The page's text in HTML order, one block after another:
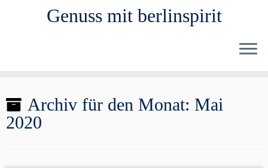
Inhalt
springen
Genuss mit berlinspirit
Archiv für den Monat: Mai
2020